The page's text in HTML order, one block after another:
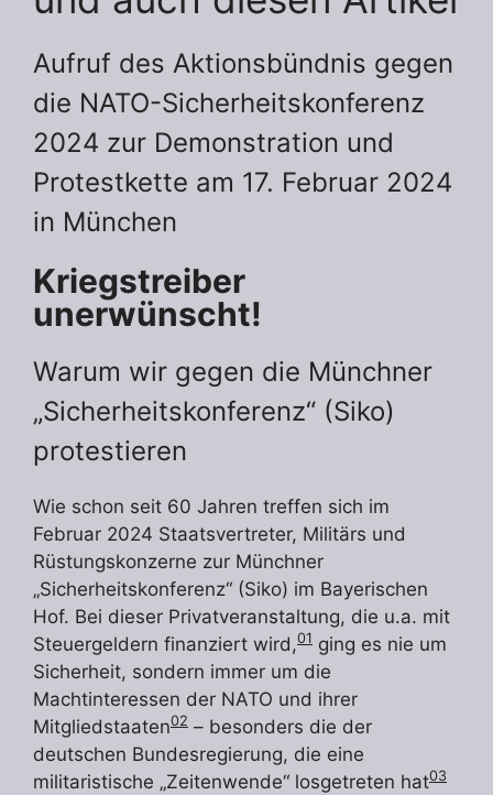
Aufruf des Aktionsbündnis gegen
die NATO-Sicherheitskonferenz
2024 zur Demonstration und
Protestkette am 17. Februar 2024
in München
Kriegstreiber
unerwünscht!
Warum wir gegen die Münchner
„Sicherheitskonferenz“ (Siko)
protestieren
Wie schon seit 60 Jahren treffen sich im
Februar 2024 Staatsvertreter, Militärs und
Rüstungskonzerne zur Münchner
„Sicherheitskonferenz“ (Siko) im Bayerischen
Hof. Bei dieser Privatveranstaltung, die u.a. mit
Steuergeldern finanziert wird,01 ging es nie um
Sicherheit, sondern immer um die
Machtinteressen der NATO und ihrer
Mitgliedstaaten02 – besonders die der
deutschen Bundesregierung, die eine
militaristische „Zeitenwende“ losgetreten hat03